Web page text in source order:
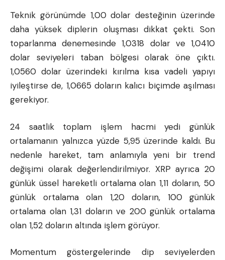
Teknik görünümde 1,00 dolar desteğinin üzerinde
daha yüksek diplerin oluşması dikkat çekti. Son
toparlanma denemesinde 1,0318 dolar ve 1,0410
dolar seviyeleri taban bölgesi olarak öne çıktı.
1,0560 dolar üzerindeki kırılma kısa vadeli yapıyı
iyileştirse de, 1,0665 doların kalıcı biçimde aşılması
gerekiyor.
24 saatlik toplam işlem hacmi yedi günlük
ortalamanın yalnızca yüzde 5,95 üzerinde kaldı. Bu
nedenle hareket, tam anlamıyla yeni bir trend
değişimi olarak değerlendirilmiyor. XRP ayrıca 20
günlük üssel hareketli ortalama olan 1,11 doların, 50
günlük ortalama olan 1,20 doların, 100 günlük
ortalama olan 1,31 doların ve 200 günlük ortalama
olan 1,52 doların altında işlem görüyor.
Momentum göstergelerinde dip seviyelerden